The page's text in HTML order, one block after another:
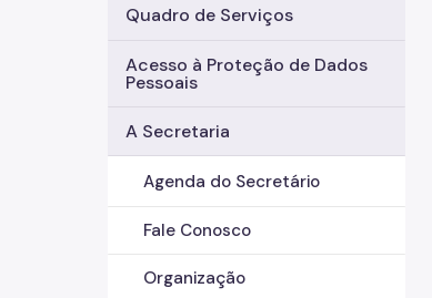
Quadro de Serviços
Acesso à Proteção de Dados
Pessoais
A Secretaria
Agenda do Secretário
Fale Conosco
Organização